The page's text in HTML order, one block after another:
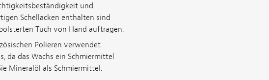
und
Schellacken enthalten sind
Tuch von Hand auftragen.
Polieren verwendet
da das Wachs ein Schmiermittel
Mineralöl als Schmiermittel.